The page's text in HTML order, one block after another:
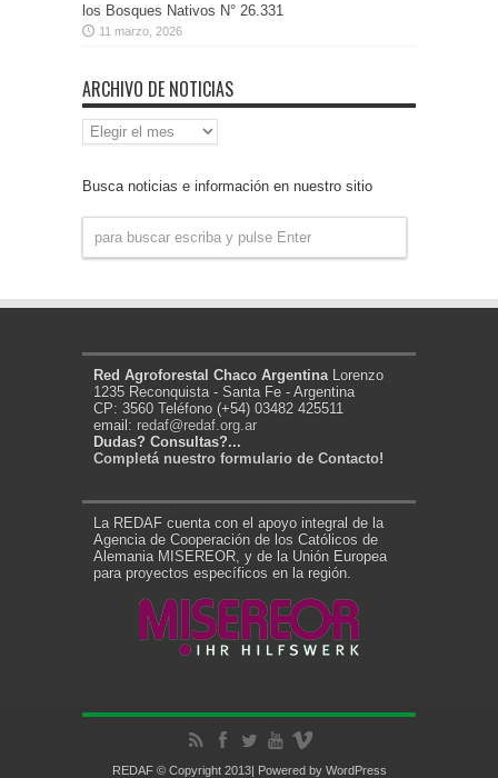
los Bosques Nativos N° 26.331
11 marzo, 2026
ARCHIVO DE NOTICIAS
Archivo
de
Busca noticias e información en nuestro sitio
Red Agroforestal Chaco Argentina Lorenzo
1235 Reconquista - Santa Fe - Argentina
CP: 3560 Teléfono (+54) 03482 425511
email: redaf@redaf.org.ar
Dudas? Consultas?...
Completá nuestro formulario de Contacto!
La REDAF cuenta con el apoyo integral de la
Agencia de Cooperación de los Católicos de
Alemania MISEREOR, y de la Unión Europea
para proyectos específicos en la región.
REDAF © Copyright 2013| Powered by WordPress